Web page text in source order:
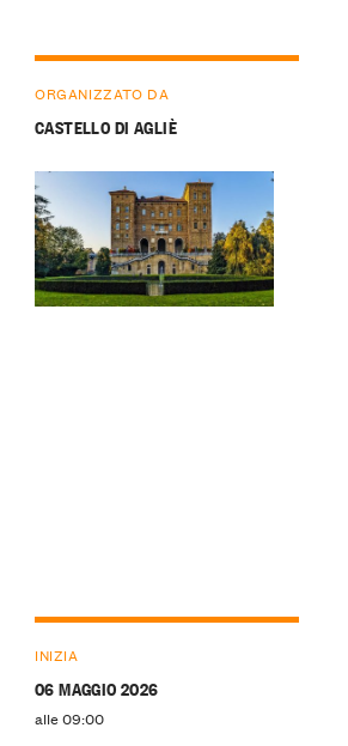
ORGANIZZATO DA
CASTELLO DI AGLIÈ
INIZIA
06 MAGGIO 2026
alle 09:00